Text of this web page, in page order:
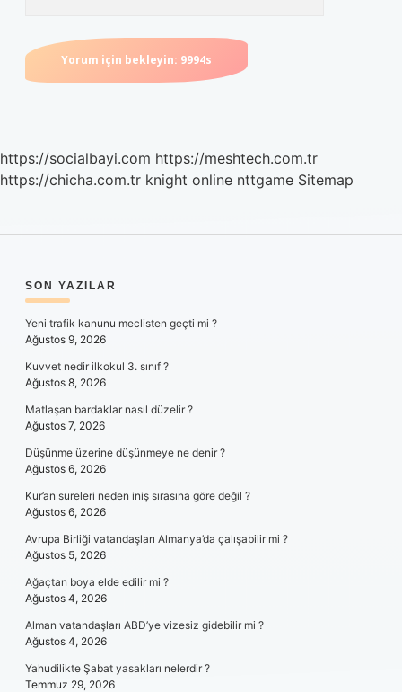
https://socialbayi.com https://meshtech.com.tr
https://chicha.com.tr knight online nttgame Sitemap
SIDEBAR
SON YAZILAR
Yeni trafik kanunu meclisten geçti mi ?
Ağustos 9, 2026
Kuvvet nedir ilkokul 3. sınıf ?
Ağustos 8, 2026
Matlaşan bardaklar nasıl düzelir ?
Ağustos 7, 2026
Düşünme üzerine düşünmeye ne denir ?
Ağustos 6, 2026
Kur’an sureleri neden iniş sırasına göre değil ?
Ağustos 6, 2026
Avrupa Birliği vatandaşları Almanya’da çalışabilir mi ?
Ağustos 5, 2026
Ağaçtan boya elde edilir mi ?
Ağustos 4, 2026
Alman vatandaşları ABD’ye vizesiz gidebilir mi ?
Ağustos 4, 2026
Yahudilikte Şabat yasakları nelerdir ?
Temmuz 29, 2026